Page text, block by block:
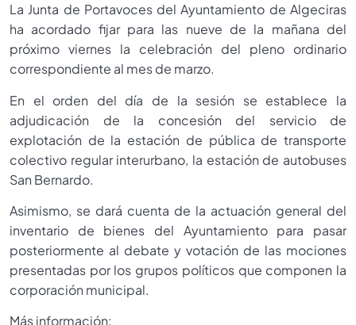
La Junta de Portavoces del Ayuntamiento de Algeciras
ha acordado fijar para las nueve de la mañana del
próximo viernes la celebración del pleno ordinario
correspondiente al mes de marzo.
En el orden del día de la sesión se establece la
adjudicación de la concesión del servicio de
explotación de la estación de pública de transporte
colectivo regular interurbano, la estación de autobuses
San Bernardo.
Asimismo, se dará cuenta de la actuación general del
inventario de bienes del Ayuntamiento para pasar
posteriormente al debate y votación de las mociones
presentadas por los grupos políticos que componen la
corporación municipal.
Más información: